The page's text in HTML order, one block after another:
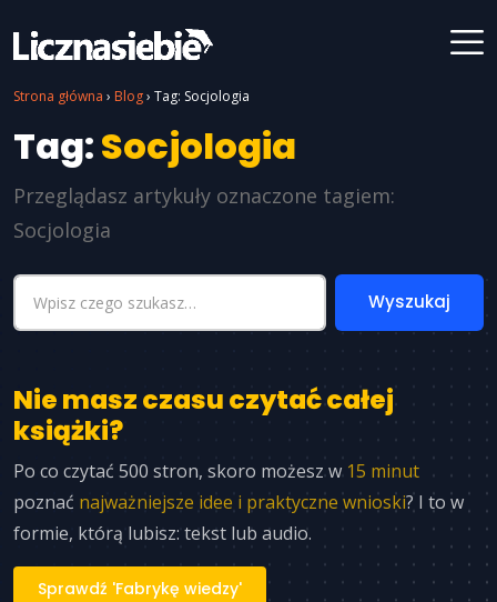
Strona główna › Blog› Tag: Socjologia
Tag:Socjologia
Przeglądasz artykuły oznaczone tagiem:
Socjologia
Nie masz czasu czytać całej
książki?
Po co czytać 500 stron, skoro możesz w 15 minut
poznać najważniejsze idee i praktyczne wnioski? I to w
formie, którą lubisz: tekst lub audio.
Sprawdź 'Fabrykę wiedzy'